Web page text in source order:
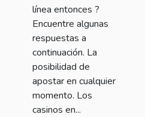
línea entonces ?
Encuentre algunas
respuestas a
continuación. La
posibilidad de
apostar en cualquier
momento. Los
casinos en...